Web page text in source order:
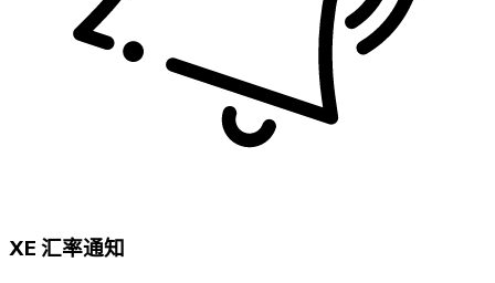
XE 汇率通知